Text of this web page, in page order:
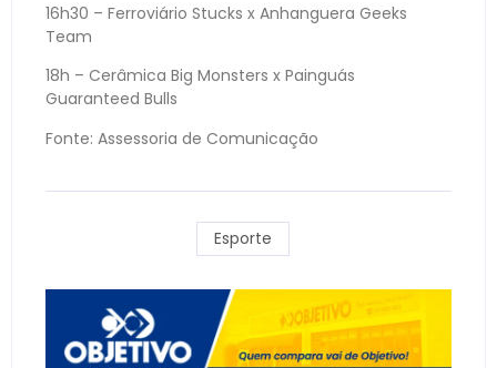
16h30 – Ferroviário Stucks x Anhanguera Geeks
Team
18h – Cerâmica Big Monsters x Painguás
Guaranteed Bulls
Fonte: Assessoria de Comunicação
Esporte